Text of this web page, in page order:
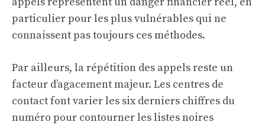
particulier pour les plus vulnérables qui ne
connaissent pas toujours ces méthodes.
Par ailleurs, la répétition des appels reste un
facteur d’agacement majeur. Les centres de
contact font varier les six derniers chiffres du
numéro pour contourner les listes noires